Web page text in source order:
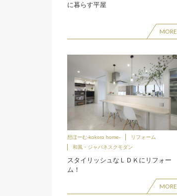
に暮らす平屋
MORE
想ほーむ-kokoro home-
リフォーム
和風・ジャパネスクモダン
スタイリッシュなＬＤＫにリフォー
ム！
MORE